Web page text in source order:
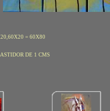
= 60X80
DE 1 CMS